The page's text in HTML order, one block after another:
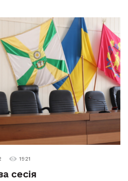
1921
сесія